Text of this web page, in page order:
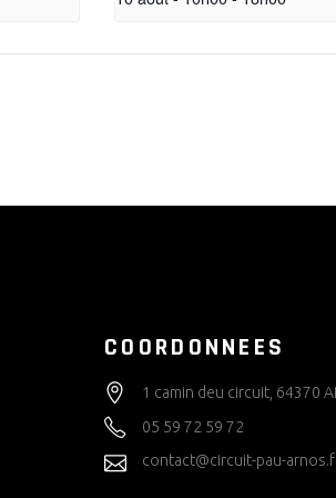
COORDONNEES
1 camin deu circuit, 64370
05 59 72 59 72
contact@circuit-pau-